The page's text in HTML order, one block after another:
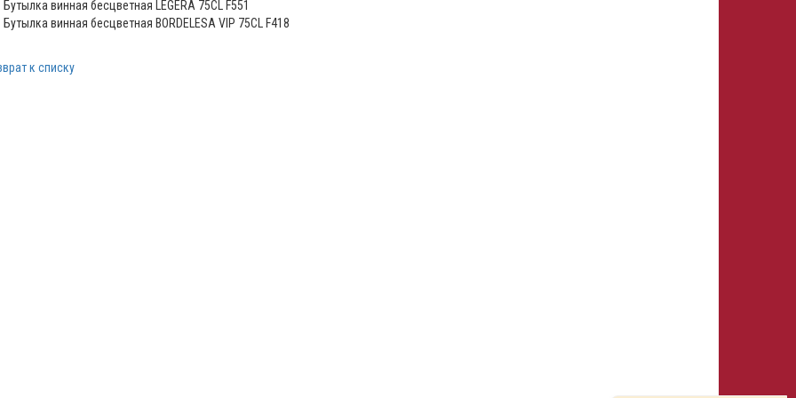
Бутылка винная бесцветная LEGERA 75CL F551
Бутылка винная бесцветная BORDELESA VIP 75CL F418
к списку